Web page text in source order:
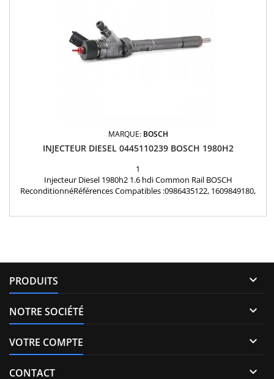
MARQUE: BOSCH
INJECTEUR DIESEL 0445110239 BOSCH 1980H2
1
Injecteur Diesel 1980h2 1.6 hdi Common Rail BOSCH
ReconditionnéRéférences Compatibles :0986435122, 1609849180,
PRODUITS 
NOTRE SOCIÉTÉ 
VOTRE COMPTE 
CONTACT 